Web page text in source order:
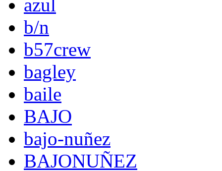
azul
b/n
b57crew
bagley
baile
BAJO
bajo-nuñez
BAJONUÑEZ